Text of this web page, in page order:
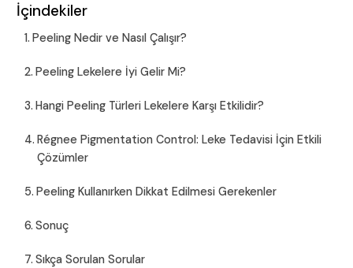
İçindekiler
Peeling Nedir ve Nasıl Çalışır?
Peeling Lekelere İyi Gelir Mi?
Hangi Peeling Türleri Lekelere Karşı Etkilidir?
Régnee Pigmentation Control: Leke Tedavisi İçin Etkili
Çözümler
Peeling Kullanırken Dikkat Edilmesi Gerekenler
Sonuç
Sıkça Sorulan Sorular